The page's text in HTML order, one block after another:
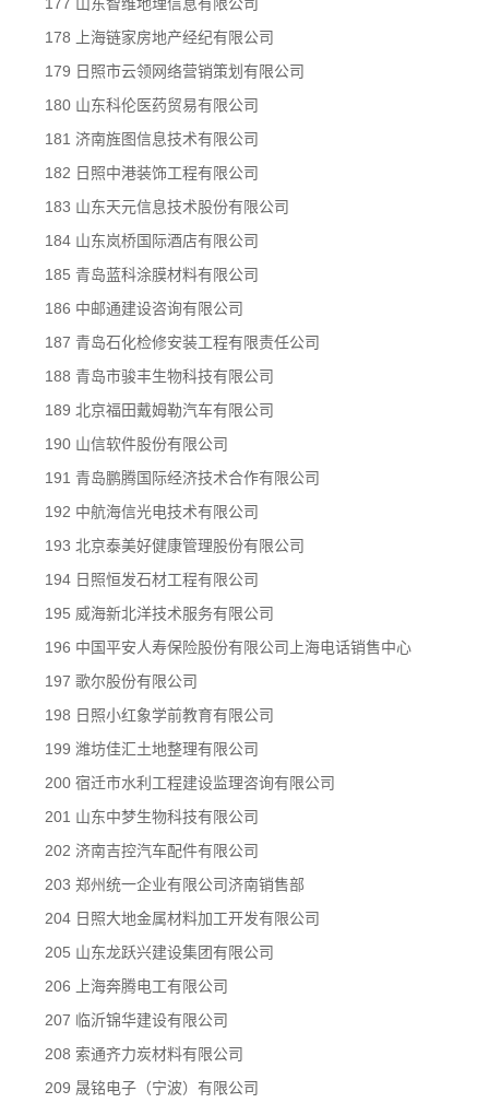
178 上海链家房地产经纪有限公司
179 日照市云领网络营销策划有限公司
180 山东科伦医药贸易有限公司
181 济南旌图信息技术有限公司
182 日照中港装饰工程有限公司
183 山东天元信息技术股份有限公司
184 山东岚桥国际酒店有限公司
185 青岛蓝科涂膜材料有限公司
186 中邮通建设咨询有限公司
187 青岛石化检修安装工程有限责任公司
188 青岛市骏丰生物科技有限公司
189 北京福田戴姆勒汽车有限公司
190 山信软件股份有限公司
191 青岛鹏腾国际经济技术合作有限公司
192 中航海信光电技术有限公司
193 北京泰美好健康管理股份有限公司
194 日照恒发石材工程有限公司
195 威海新北洋技术服务有限公司
196 中国平安人寿保险股份有限公司上海电话销售中心
197 歌尔股份有限公司
198 日照小红象学前教育有限公司
199 潍坊佳汇土地整理有限公司
200 宿迁市水利工程建设监理咨询有限公司
201 山东中梦生物科技有限公司
202 济南吉控汽车配件有限公司
203 郑州统一企业有限公司济南销售部
204 日照大地金属材料加工开发有限公司
205 山东龙跃兴建设集团有限公司
206 上海奔腾电工有限公司
207 临沂锦华建设有限公司
208 索通齐力炭材料有限公司
209 晟铭电子（宁波）有限公司